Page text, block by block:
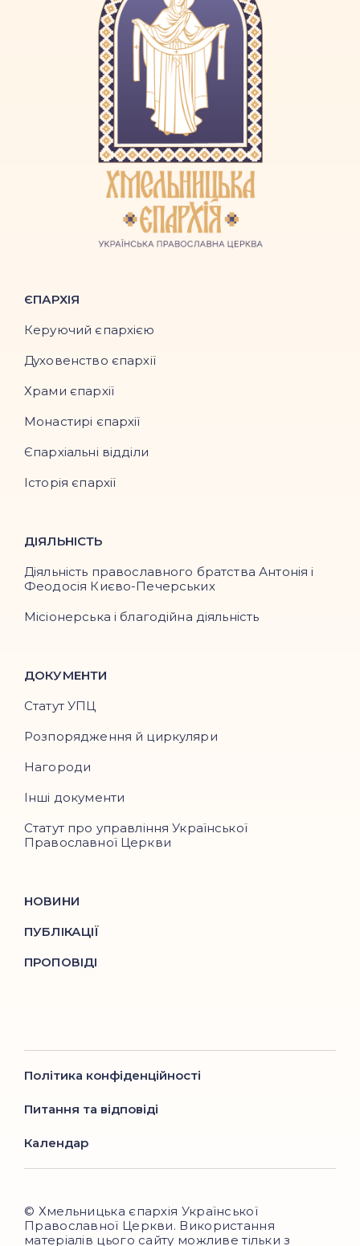
ЄПАРХІЯ
Керуючий єпархією
Духовенство єпархії
Храми єпархії
Монастирі єпархії
Єпархіальні відділи
Історія єпархії
ДІЯЛЬНІСТЬ
Діяльність православного братства Антонія і
Феодосія Києво-Печерських
Місіонерська і благодійна діяльність
ДОКУМЕНТИ
Статут УПЦ
Розпорядження й циркуляри
Нагороди
Інші документи
Статут про управління Української
Православної Церкви
НОВИНИ
ПУБЛІКАЦІЇ
ПРОПОВІДІ
Політика конфіденційності
Питання та відповіді
Календар
© Хмельницька єпархія Української
Православної Церкви. Використання
матеріалів цього сайту можливе тільки з